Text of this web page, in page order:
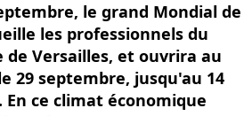
le grand Mondial de
les professionnels du
de Versailles, et ouvrira au
29 septembre, jusqu'au 14
ce climat économique